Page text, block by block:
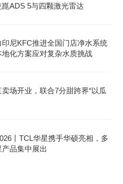
ADS 5与四颗激光雷达
尼KFC推进全国门店净水系统
地化方案应对复杂水质挑战
场开业，联合7分甜跨界“以瓜
丨TCL华星携手华硕亮相，多
品集中展出